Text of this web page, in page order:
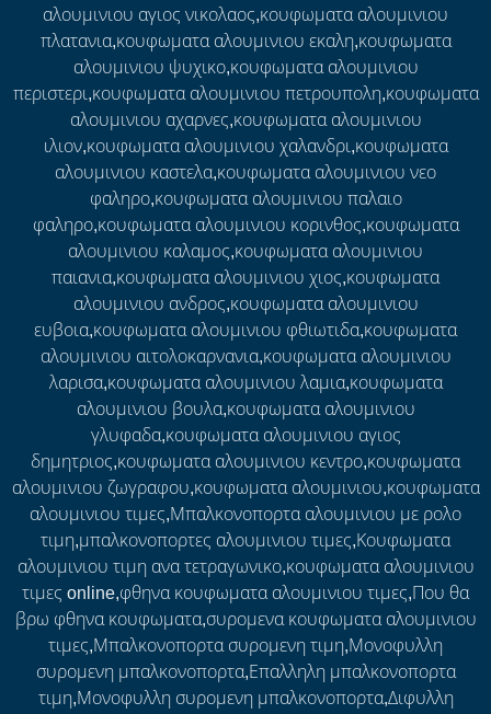
αλουμινιου αγιος νικολαος,κουφωματα αλουμινιου
πλατανια,κουφωματα αλουμινιου εκαλη,κουφωματα
αλουμινιου ψυχικο,κουφωματα αλουμινιου
περιστερι,κουφωματα αλουμινιου πετρουπολη,κουφωματα
αλουμινιου αχαρνες,κουφωματα αλουμινιου
ιλιον,κουφωματα αλουμινιου χαλανδρι,κουφωματα
αλουμινιου καστελα,κουφωματα αλουμινιου νεο
φαληρο,κουφωματα αλουμινιου παλαιο
φαληρο,κουφωματα αλουμινιου κορινθος,κουφωματα
αλουμινιου καλαμος,κουφωματα αλουμινιου
παιανια,κουφωματα αλουμινιου χιος,κουφωματα
αλουμινιου ανδρος,κουφωματα αλουμινιου
ευβοια,κουφωματα αλουμινιου φθιωτιδα,κουφωματα
αλουμινιου αιτολοκαρνανια,κουφωματα αλουμινιου
λαρισα,κουφωματα αλουμινιου λαμια,κουφωματα
αλουμινιου βουλα,κουφωματα αλουμινιου
γλυφαδα,κουφωματα αλουμινιου αγιος
δημητριος,κουφωματα αλουμινιου κεντρο,κουφωματα
αλουμινιου ζωγραφου,κουφωματα αλουμινιου,κουφωματα
αλουμινιου τιμες,Μπαλκονοπορτα αλουμινιου με ρολο
τιμη,μπαλκονοπορτες αλουμινιου τιμες,Κουφωματα
αλουμινιου τιμη ανα τετραγωνικο,κουφωματα αλουμινιου
τιμες online,φθηνα κουφωματα αλουμινιου τιμες,Που θα
βρω φθηνα κουφωματα,συρομενα κουφωματα αλουμινιου
τιμες,Μπαλκονοπορτα συρομενη τιμη,Μονοφυλλη
συρομενη μπαλκονοπορτα,Επαλληλη μπαλκονοπορτα
τιμη,Μονοφυλλη συρομενη μπαλκονοπορτα,Διφυλλη